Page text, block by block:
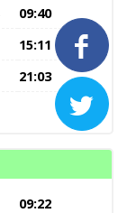


09:40
15:11
21:03
09:22